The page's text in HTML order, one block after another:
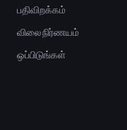
பதிவிறக்கம்
விலை நிர்ணயம்
ஒப்பிடுங்கள்